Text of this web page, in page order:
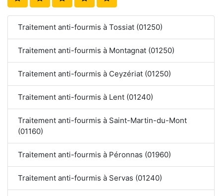
Traitement anti-fourmis à Tossiat (01250)
Traitement anti-fourmis à Montagnat (01250)
Traitement anti-fourmis à Ceyzériat (01250)
Traitement anti-fourmis à Lent (01240)
Traitement anti-fourmis à Saint-Martin-du-Mont
(01160)
Traitement anti-fourmis à Péronnas (01960)
Traitement anti-fourmis à Servas (01240)